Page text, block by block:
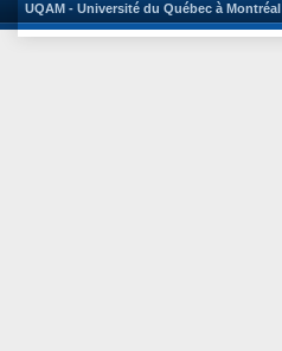
UQAM - Université du Québec à Montréal